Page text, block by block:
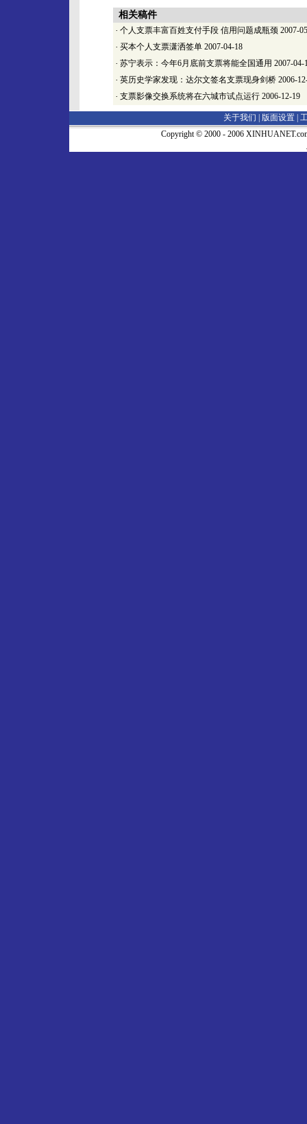
相关稿件
· 个人支票丰富百姓支付手段 信用问题成瓶颈 2007-
· 买本个人支票潇洒签单 2007-04-18
· 苏宁表示：今年6月底前支票将能全国通用 2007-04-
· 英历史学家发现：达尔文签名支票现身剑桥 2006-
· 支票影像交换系统将在六城市试点运行 2006-12-19
关于我们 | 版面设置
Copyright © 2000 - 2006